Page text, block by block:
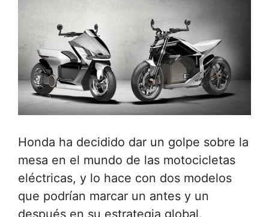
Honda ha decidido dar un golpe sobre la
mesa en el mundo de las motocicletas
eléctricas, y lo hace con dos modelos
que podrían marcar un antes y un
después en su estrategia global.